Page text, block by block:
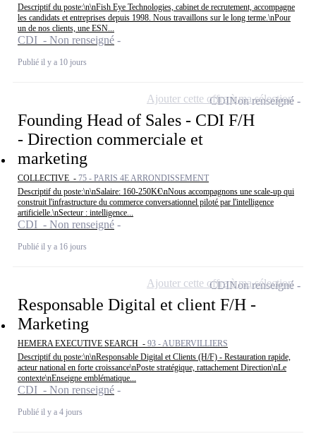
Descriptif du poste:\n\nFish Eye Technologies, cabinet de recrutement, accompagne
les candidats et entreprises depuis 1998. Nous travaillons sur le long terme.\nPour
un de nos clients, une ESN...
CDI - Non renseigné
Publié il y a 10 jours
Founding Head of Sales - CDI F/H
- Direction commerciale et
marketing
COLLECTIVE - 75 - PARIS 4E ARRONDISSEMENT
Descriptif du poste:\n\nSalaire: 160-250K€\nNous accompagnons une scale-up qui
construit l'infrastructure du commerce conversationnel piloté par l'intelligence
artificielle.\nSecteur : intelligence...
CDI - Non renseigné
Publié il y a 16 jours
CDINon renseigné
Ajouter cette offre à ma sélection
Responsable Digital et client F/H -
Marketing
HEMERA EXECUTIVE SEARCH - 93 - AUBERVILLIERS
Descriptif du poste:\n\nResponsable Digital et Clients (H/F) - Restauration rapide,
acteur national en forte croissance\nPoste stratégique, rattachement Direction\nLe
contexte\nEnseigne emblématique...
CDI - Non renseigné
Publié il y a 4 jours
CDINon renseigné
Ajouter cette offre à ma sélection